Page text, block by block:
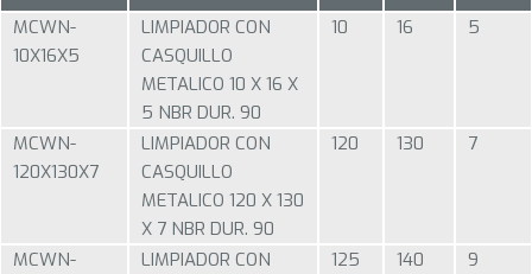
MCWN-
10X16X5
LIMPIADOR CON
CASQUILLO
METALICO 10 X 16 X
5 NBR DUR. 90
10 16 5
MCWN-
120X130X7
LIMPIADOR CON
CASQUILLO
METALICO 120 X 130
X 7 NBR DUR. 90
120 130 7
MCWN-
LIMPIADOR CON
125 140 9